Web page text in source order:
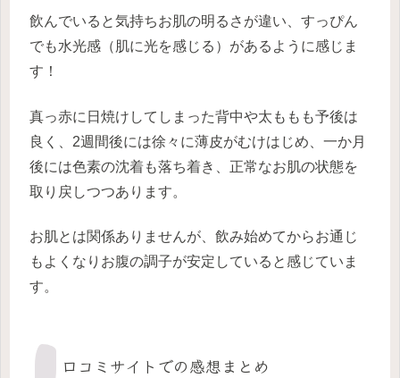
飲んでいると気持ちお肌の明るさが違い、すっぴん
でも水光感（肌に光を感じる）があるように感じま
す！
真っ赤に日焼けしてしまった背中や太ももも予後は
良く、2週間後には徐々に薄皮がむけはじめ、一か月
後には色素の沈着も落ち着き、正常なお肌の状態を
取り戻しつつあります。
お肌とは関係ありませんが、飲み始めてからお通じ
もよくなりお腹の調子が安定していると感じていま
す。
口コミサイトでの感想まとめ